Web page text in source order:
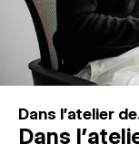
Dans l'atelier
Dans